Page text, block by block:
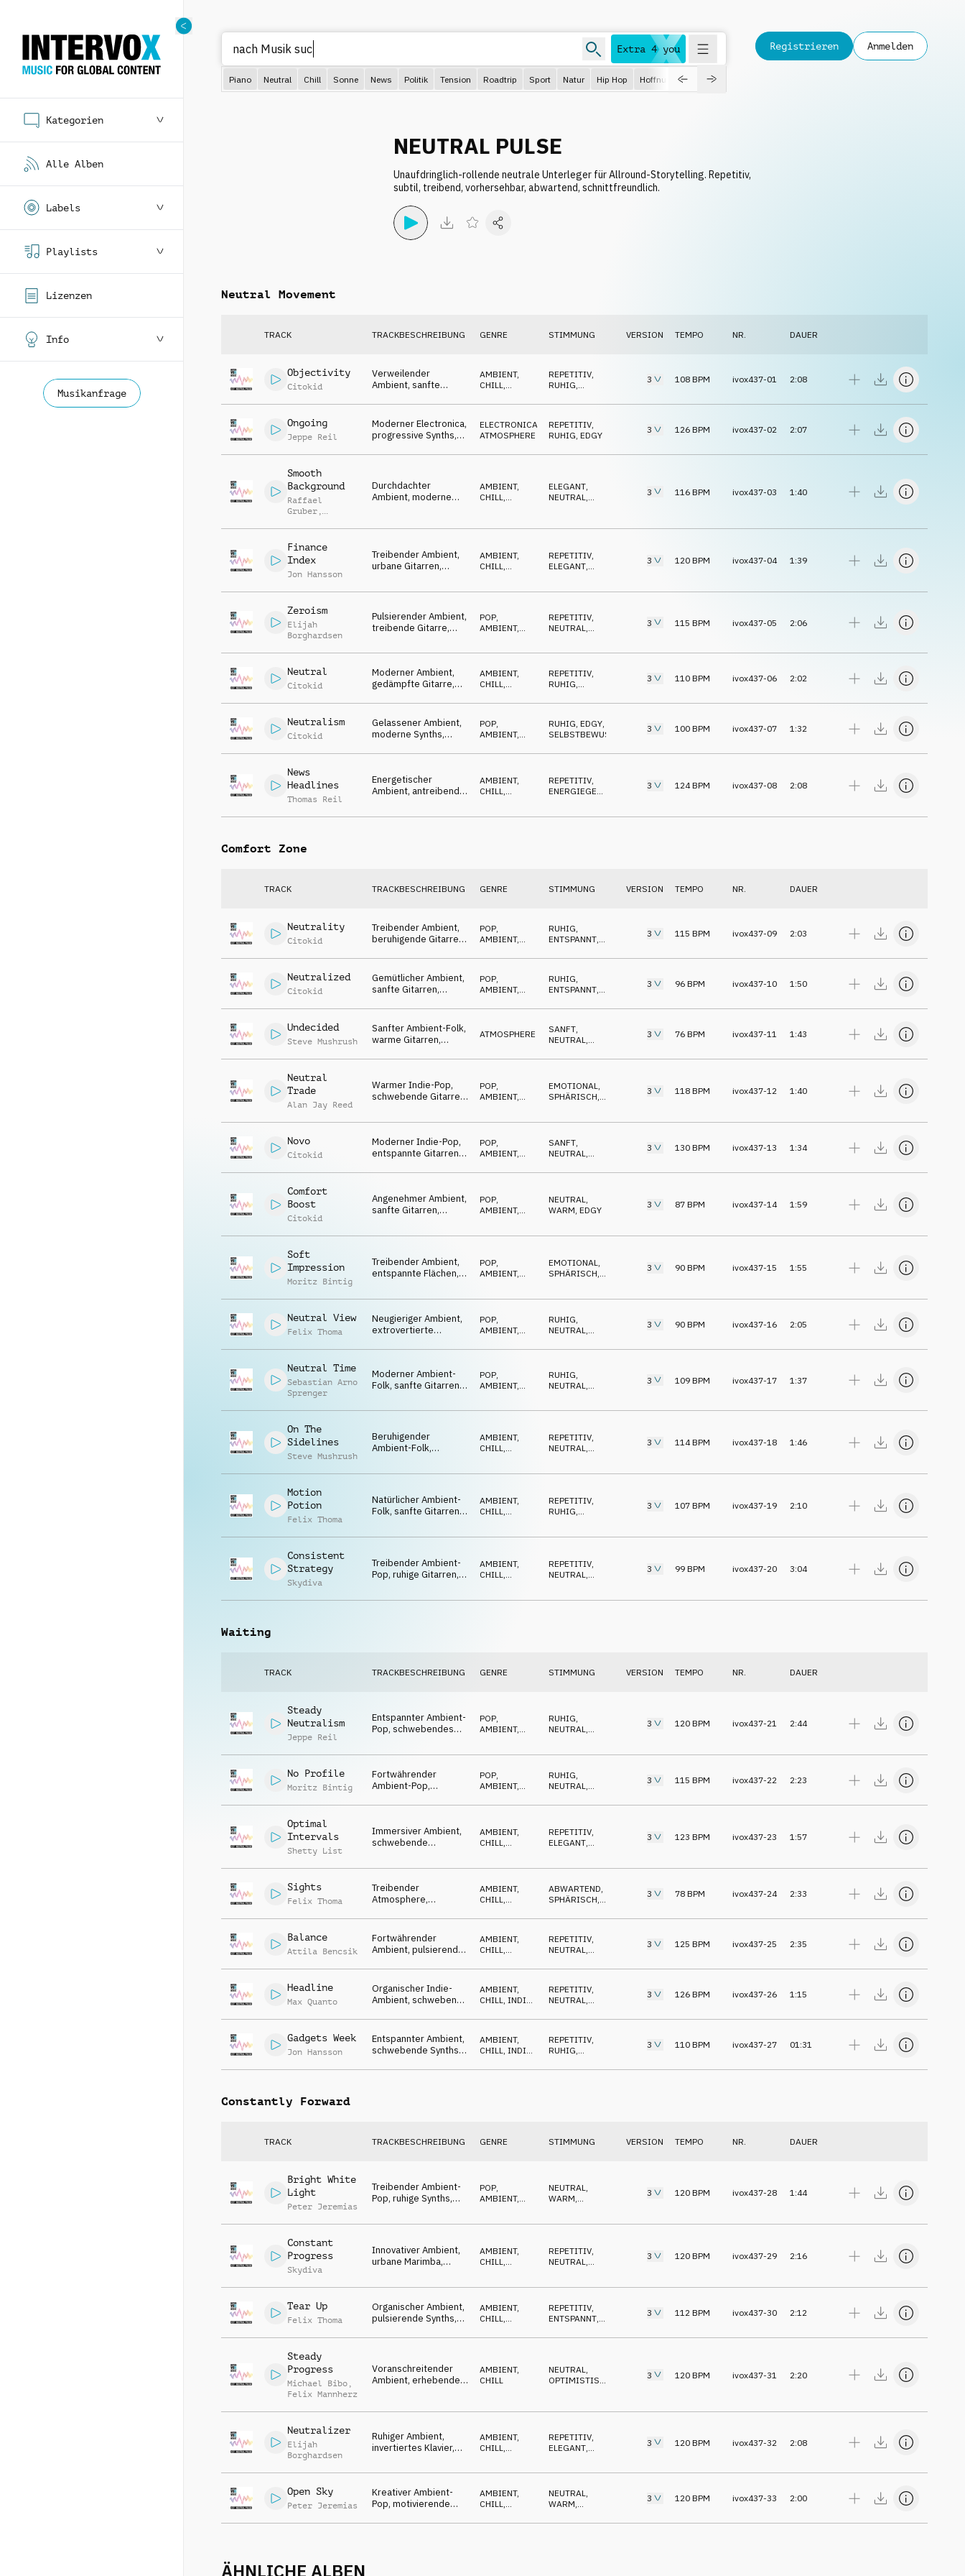
Kategorien
Alle Alben
Labels
Playlists
Lizenzen
Info
Musikanfrage
Extra 4 you
nach Mu
Piano Neutral Chill Sonne News Politik Tension Roadtrip Sport Natur Hip Hop Hoffnungsvoll Dokumentation
Registrieren Anmelden
NEUTRAL PULSE
Unaufdringlich-rollende neutrale Unterleger für Allround-Storytelling. Repetitiv,
subtil, treibend, vorhersehbar, abwartend, schnittfreundlich.
Neutral Movement
TRACK TRACKBESCHREIBUNG GENRE STIMMUNG VERSION TEMPO NR. DAUER
Objectivity
Citokid
Verweilender
Ambient, sanfte
entspannt,
inspirierend
AMBIENT,
CHILL
REPETITIV
RUHIG
3 108 BPM ivox437-01 2:08
Ongoing
Jeppe Reil
Moderner Electronica,
progressive Synths,
ELECTRONICA
ATMOSPHERE
REPETITIV
RUHIG EDGY 3 126 BPM ivox437-02 2:07
Smooth
Background
Raffael
Gruber ,
Durchdachter
Ambient, moderne
AMBIENT,
CHILL,
ELEGANT,
NEUTRAL,
3 116 BPM ivox437-03 1:40
Finance
Index
Jon Hansson
Treibender Ambient,
urbane Gitarren,
Ereignisse
AMBIENT,
CHILL
REPETITIV
ELEGANT
3 120 BPM ivox437-04 1:39
Zeroism
Elijah
Borghardsen
Pulsierender Ambient,
treibende Gitarre,
verarbeitend
POP,
AMBIENT,
REPETITIV,
NEUTRAL,
3 115 BPM ivox437-05 2:06
Neutral
Citokid
Moderner Ambient,
gedämpfte Gitarre,
Routinebewegungen
AMBIENT,
CHILL
REPETITIV
RUHIG
3 110 BPM ivox437-06 2:02
Neutralism
Citokid
Gelassener Ambient,
moderne Synths,
POP
AMBIENT,
RUHIG EDGY
SELBSTBEWUSST
3 100 BPM ivox437-07 1:32
News
Headlines
Thomas Reil
Energetischer
Ambient, antreibende
Veränderung?
AMBIENT,
CHILL
REPETITIV
ENERGIEGELADEN
3 124BPM ivox437-08 2:08
Comfort Zone
TRACK TRACKBESCHREIBUNG GENRE STIMMUNG VERSION TEMPO NR. DAUER
Neutrality
Citokid
Treibender Ambient,
beruhigende Gitarren,
wohlig
POP
AMBIENT,
RUHIG
ENTSPANNT
3 115 BPM ivox437-09 2:03
Neutralized
Citokid
Gemütlicher Ambient,
sanfte Gitarren,
entschleunigend
POP
AMBIENT,
RUHIG
ENTSPANNT
3 96 BPM ivox437-10 1:50
Undecided
Steve Mushrush
Sanfter Ambient-Folk,
warme Gitarren,
gemütlich
ATMOSPHERE SANFT
NEUTRAL
3 76 BPM ivox437-11 1:43
Neutral
Trade
Alan Jay Reed
Warmer Indie-Pop,
schwebende Gitarren,
entspannt
POP
AMBIENT,
EMOTIONAL
SPHÄRISCH
3 118 BPM ivox437-12 1:40
Novo
Citokid
Moderner Indie-Pop,
entspannte Gitarren,
entspannend
POP
AMBIENT,
SANFT
NEUTRAL
3 130 BPM ivox437-13 1:34
Comfort
Boost
Citokid
Angenehmer Ambient,
sanfte Gitarren,
Komfort
POP
AMBIENT,
NEUTRAL
WARM EDGY 3 87 BPM ivox437-14 1:59
Soft
Impression
Moritz Bintig
Treibender Ambient,
entspannte Flächen,
immersiv
POP
AMBIENT,
EMOTIONAL
SPHÄRISCH
3 90 BPM ivox437-15 1:55
Neutral View
Felix Thoma
Neugieriger Ambient,
extrovertierte
aufgeschlossen
POP
AMBIENT,
RUHIG
NEUTRAL
3 90 BPM ivox437-16 2:05
Neutral Time
Sebastian Arno
Sprenger
Moderner Ambient-
Folk, sanfte Gitarren,
POP,
AMBIENT,
RUHIG,
NEUTRAL,
3 109 BPM ivox437-17 1:37
On The
Sidelines
Steve Mushrush
Beruhigender
Ambient-Folk,
Klavier, natürlich,
AMBIENT,
CHILL
REPETITIV
NEUTRAL
3 114BPM ivox437-18 1:46
Motion
Potion
Felix Thoma
Natürlicher Ambient-
Folk, sanfte Gitarren,
AMBIENT,
CHILL
REPETITIV
RUHIG
3 107 BPM ivox437-19 2:10
Consistent
Strategy
Skydiva
Treibender Ambient-
Pop, ruhige Gitarren,
Stadt
AMBIENT,
CHILL
REPETITIV
NEUTRAL
3 99 BPM ivox437-20 3:04
Waiting
TRACK TRACKBESCHREIBUNG GENRE STIMMUNG VERSION TEMPO NR. DAUER
Steady
Neutralism
Jeppe Reil
Entspannter Ambient-
Pop, schwebendes
fortwährend
POP
AMBIENT,
RUHIG
NEUTRAL
3 120 BPM ivox437-21 2:44
No Profile
Moritz Bintig
Fortwährender
Ambient-Pop,
Flächen, modern
POP
AMBIENT,
RUHIG
NEUTRAL
3 115 BPM ivox437-22 2:23
Optimal
Intervals
Shetty List
Immersiver Ambient,
schwebende
kunstvoll
AMBIENT,
CHILL
REPETITIV
ELEGANT
3 123 BPM ivox437-23 1:57
Sights
Felix Thoma
Treibender
Atmosphere,
Flächen, repetitiv
AMBIENT,
CHILL
ABWARTEND
SPHÄRISCH
3 78 BPM ivox437-24 2:33
Balance
Attila Bencsik
Fortwährender
Ambient, pulsierende
anstehend
AMBIENT,
CHILL
REPETITIV
NEUTRAL
3 125 BPM ivox437-25 2:35
Headline
Max Quanto
Organischer Indie-
Ambient, schwebende
AMBIENT,
CHILL
INDIE,
REPETITIV
NEUTRAL
3 126 BPM ivox437-26 1:15
Gadgets Week
Jon Hansson
Entspannter Ambient,
schwebende Synths,
AMBIENT,
CHILL
INDIE,
REPETITIV
RUHIG
3 110 BPM ivox437-27 01:31
Constantly Forward
TRACK TRACKBESCHREIBUNG GENRE STIMMUNG VERSION TEMPO NR. DAUER
Bright White
Light
Peter Jeremias
Treibender Ambient-
Pop, ruhige Synths,
POP
AMBIENT,
NEUTRAL
WARM
3 120 BPM ivox437-28 1:44
Constant
Progress
Skydiva
Innovativer Ambient,
urbane Marimba,
AMBIENT,
CHILL
REPETITIV
NEUTRAL
3 120 BPM ivox437-29 2:16
Tear Up
Felix Thoma
Organischer Ambient,
pulsierende Synths,
fortwährend
AMBIENT,
CHILL
REPETITIV
ENTSPANNT
3 112 BPM ivox437-30 2:12
Steady
Progress
Michael Bibo ,
Felix Mannherz
Voranschreitender
Ambient, erhebende
AMBIENT,
CHILL
NEUTRAL,
OPTIMISTISCH
3 120 BPM ivox437-31 2:20
Neutralizer
Elijah
Borghardsen
Ruhiger Ambient,
invertiertes Klavier,
Fluktuationen
AMBIENT,
CHILL,
REPETITIV,
ELEGANT,
3 120 BPM ivox437-32 2:08
Open Sky
Peter Jeremias
Kreativer Ambient-
Pop, motivierende
AMBIENT,
CHILL
NEUTRAL
WARM
3 120 BPM ivox437-33 2:00
ÄHNLICHE ALBEN